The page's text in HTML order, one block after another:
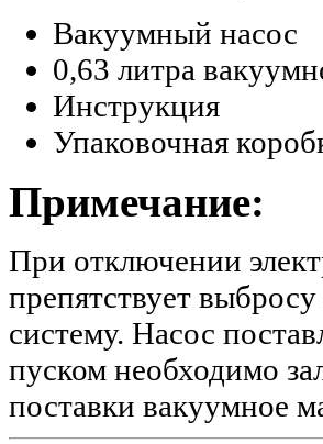
Вакуумный насос
0,63 литра
Инструкция
Упаковочная
Примечание:
При отключении
препятствует
систему. Насос
пуском необходимо
поставки вакуумное